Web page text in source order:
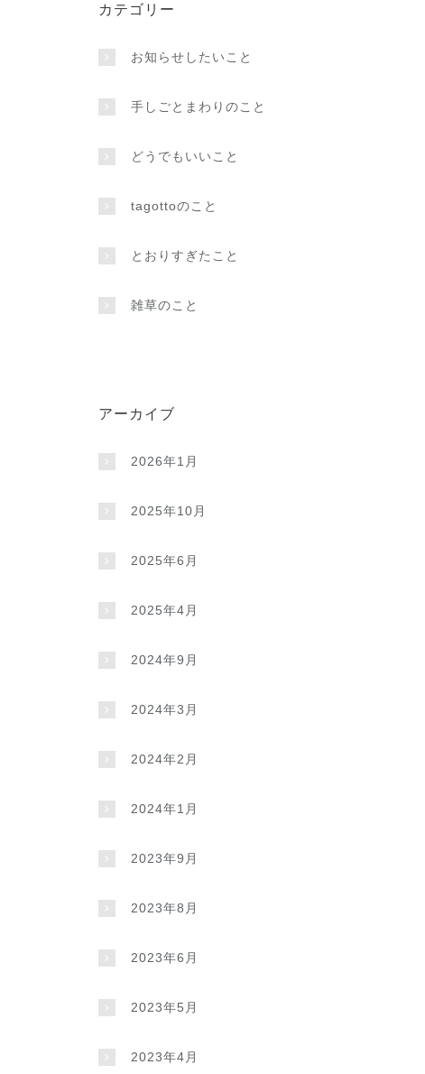
カテゴリー
お知らせしたいこと
手しごとまわりのこと
どうでもいいこと
tagottoのこと
とおりすぎたこと
雑草のこと
アーカイブ
2026年1月
2025年10月
2025年6月
2025年4月
2024年9月
2024年3月
2024年2月
2024年1月
2023年9月
2023年8月
2023年6月
2023年5月
2023年4月